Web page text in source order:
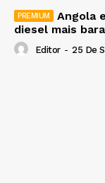
Angola
diesel mais
Editor - 25 De